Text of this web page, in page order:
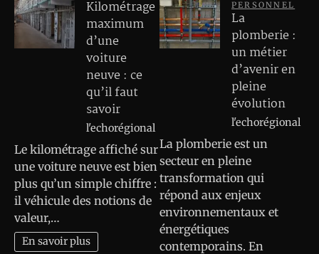
Kilométrage
maximum
d’une
voiture
neuve : ce
qu’il faut
savoir
l'echorégional
Le kilométrage affiché sur
une voiture neuve est bien
plus qu’un simple chiffre :
il véhicule des notions de
valeur,…
En savoir plus
PERSONNEL
La
plomberie :
un métier
d’avenir en
pleine
évolution
l'echorégional
La plomberie est un
secteur en pleine
transformation qui
répond aux enjeux
environnementaux et
énergétiques
contemporains. En